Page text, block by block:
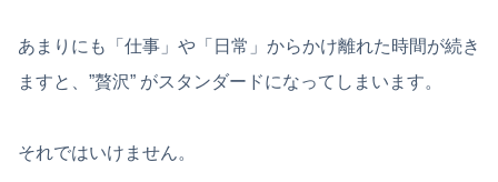
あまりにも「仕事」や「日常」からかけ離れた時間が続き
ますと、”贅沢” がスタンダードになってしまいます。
それではいけません。